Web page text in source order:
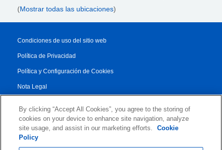
(Mostrar todas las ubicaciones)
Condiciones de uso del sitio web
Política de Privacidad
Política y Configuración de Cookies
Nota Legal
Condiciones Generales
Authorised Partner Agreement
By clicking “Accept All Cookies”, you agree to the storing of
cookies on your device to enhance site navigation, analyze
site usage, and assist in our marketing efforts.
Cookie
Policy